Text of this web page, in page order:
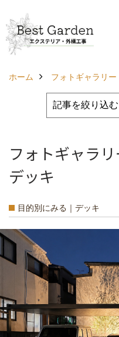
ホーム フォトギャラリー
フォトギャラ
デッキ
目的別にみる｜デッキ